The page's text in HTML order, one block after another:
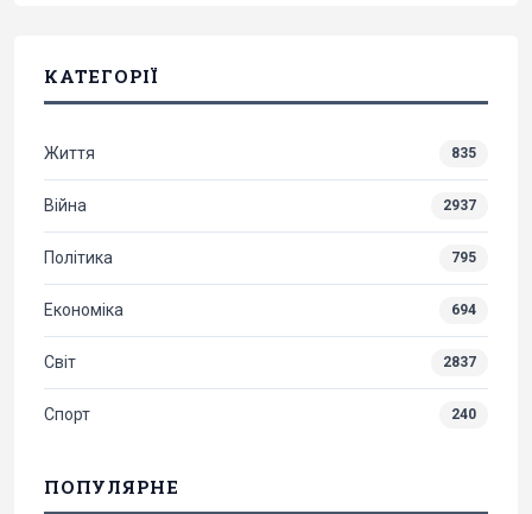
КАТЕГОРІЇ
Життя 835
Війна 2937
Політика 795
Економіка 694
Світ 2837
Спорт 240
ПОПУЛЯРНЕ